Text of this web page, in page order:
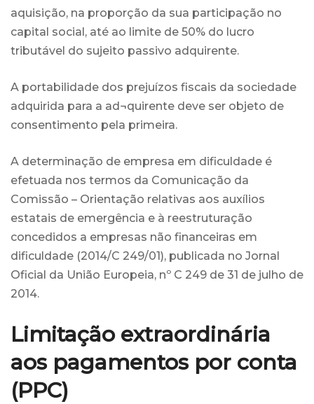
aquisição, na proporção da sua participação no
capital social, até ao limite de 50% do lucro
tributável do sujeito passivo adquirente.
A portabilidade dos prejuízos fiscais da sociedade
adquirida para a ad¬quirente deve ser objeto de
consentimento pela primeira.
A determinação de empresa em dificuldade é
efetuada nos termos da Comunicação da
Comissão – Orientação relativas aos auxílios
estatais de emergência e à reestruturação
concedidos a empresas não financeiras em
dificuldade (2014/C 249/01), publicada no Jornal
Oficial da União Europeia, nº C 249 de 31 de julho de
2014.
Limitação extraordinária
aos pagamentos por conta
(PPC)